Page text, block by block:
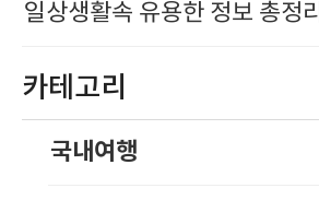
일상생활속 유용한 정보 총정리
카테고리
국내여행